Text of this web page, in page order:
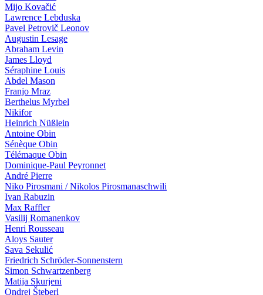
Mijo Kovačić
Lawrence Lebduska
Pavel Petrovič Leonov
Augustin Lesage
Abraham Levin
James Lloyd
Séraphine Louis
Abdel Mason
Franjo Mraz
Berthelus Myrbel
Nikifor
Heinrich Nüßlein
Antoine Obin
Sénèque Obin
Télémaque Obin
Dominique-Paul Peyronnet
André Pierre
Niko Pirosmani / Nikolos Pirosmanaschwili
Ivan Ra­bu­zin
Max Raffler
Vasilij Romanenkov
Henri Rousseau
Aloys Sauter
Sava Sekulić
Friedrich Schröder-Sonnenstern
Simon Schwartzenberg
Matija Skurjeni
Ondrej Šteberl